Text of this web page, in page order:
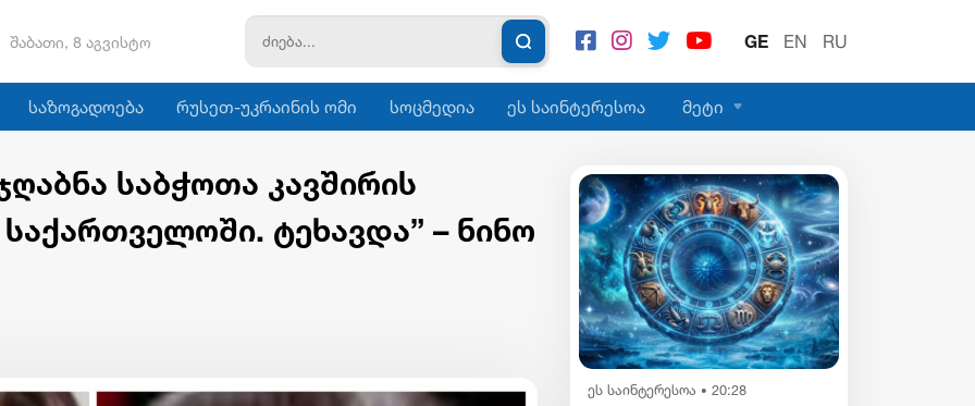
შაბათი, 8 აგვისტო GE EN RU
საზოგადოება რუსეთ-უკრაინის ომი სოცმედია ეს საინტერესოა მეტი
საბჭოთა კავშირის
ტეხავდა” – ნინო
ეს საინტერესოა • 20:28